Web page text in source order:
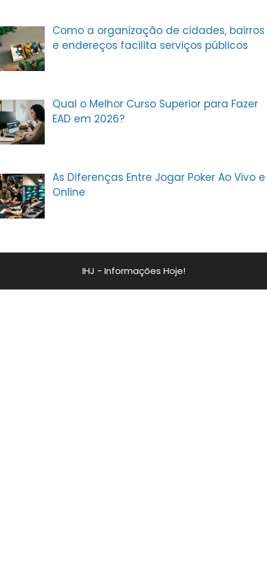
Como a organização de cidades, bairros
e endereços facilita serviços públicos
Qual o Melhor Curso Superior para Fazer
EAD em 2026?
As Diferenças Entre Jogar Poker Ao Vivo e
Online
IHJ - Informações Hoje!